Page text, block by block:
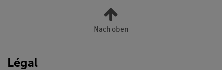
Nach oben
Légal